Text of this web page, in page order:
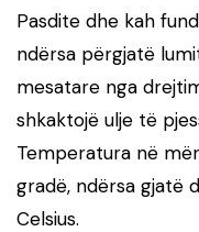
Pasdite dhe kah
ndërsa përgjatë
mesatare nga
shkaktojë ulje të
Temperatura në
gradë, ndërsa gjatë
Celsius.